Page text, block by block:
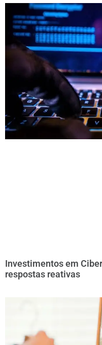
Investimentos em
respostas reativas